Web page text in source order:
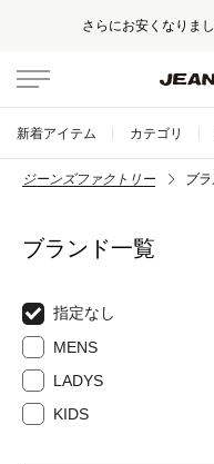
！モアセール開催！対象アイテム
新着アイテム カテゴリ
ジーンズファクトリー ブ
ブランド一覧
指定なし
MENS
LADYS
KIDS